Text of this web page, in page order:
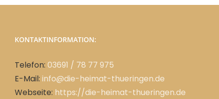
KONTAKTINFORMATION:
Telefon: 03691 / 78 77 975
E-Mail: info@die-heimat-thueringen.de
Webseite: https://die-heimat-thueringen.de